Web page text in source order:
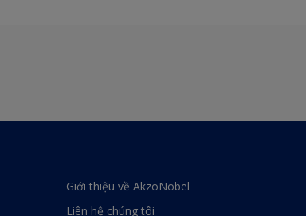
Giới thiệu về AkzoNobel
Liên hệ chúng tôi